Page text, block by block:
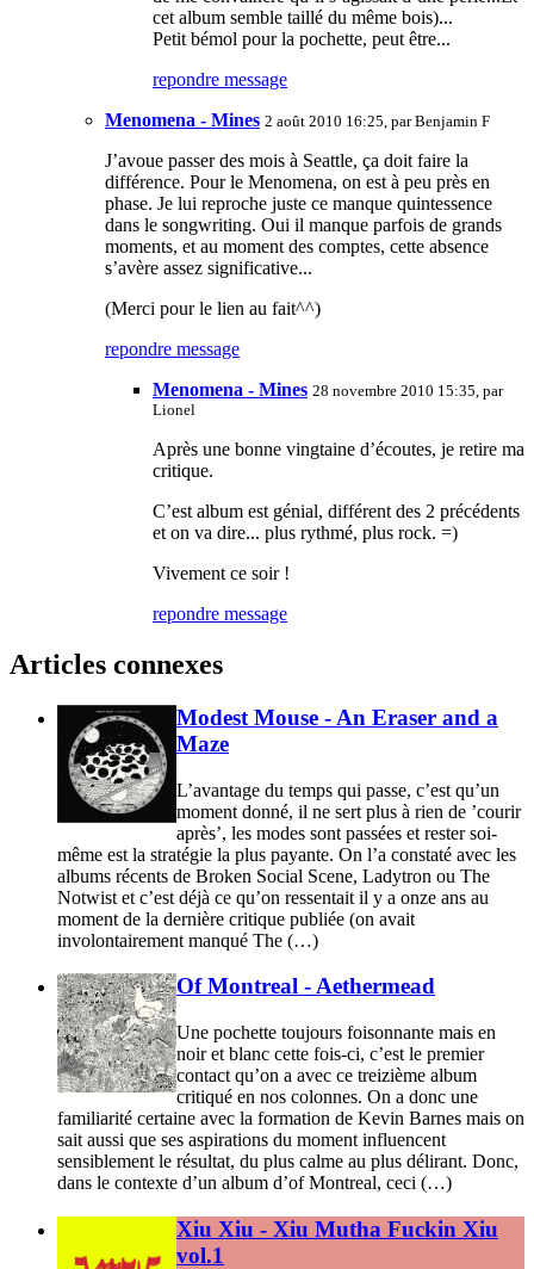
cet album semble taillé du même bois)...
Petit bémol pour la pochette, peut être...
repondre message
Menomena - Mines 2 août 2010 16:25, parBenjamin F
J’avoue passer des mois à Seattle, ça doit faire la
différence. Pour le Menomena, on est à peu près en
phase. Je lui reproche juste ce manque quintessence
dans le songwriting. Oui il manque parfois de grands
moments, et au moment des comptes, cette absence
s’avère assez significative...
(Merci pour le lien au fait^^)
repondre message
Menomena - Mines 28 novembre 2010 15:35, par
Lionel
Après une bonne vingtaine d’écoutes, je retire ma
critique.
C’est album est génial, différent des 2 précédents
et on va dire... plus rythmé, plus rock. =)
Vivement ce soir !
repondre message
Articles connexes
Modest Mouse - An Eraser and a
Maze
L’avantage du temps qui passe, c’est qu’un
moment donné, il ne sert plus à rien de ’courir
après’, les modes sont passées et rester soi-
même est la stratégie la plus payante. On l’a constaté avec les
albums récents de Broken Social Scene, Ladytron ou The
Notwist et c’est déjà ce qu’on ressentait il y a onze ans au
moment de la dernière critique publiée (on avait
involontairement manqué The (…)
Of Montreal - Aethermead
Une pochette toujours foisonnante mais en
noir et blanc cette fois-ci, c’est le premier
contact qu’on a avec ce treizième album
critiqué en nos colonnes. On a donc une
familiarité certaine avec la formation de Kevin Barnes mais on
sait aussi que ses aspirations du moment influencent
sensiblement le résultat, du plus calme au plus délirant. Donc,
dans le contexte d’un album d’of Montreal, ceci (…)
Xiu Xiu - Xiu Mutha Fuckin Xiu
vol.1